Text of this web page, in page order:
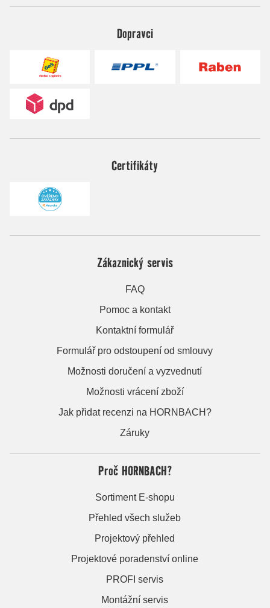
Dopravci
Certifikáty
Zákaznický servis
FAQ
Pomoc a kontakt
Kontaktní formulář
Formulář pro odstoupení od smlouvy
Možnosti doručení a vyzvednutí
Možnosti vrácení zboží
Jak přidat recenzi na HORNBACH?
Záruky
Proč HORNBACH?
Sortiment E-shopu
Přehled všech služeb
Projektový přehled
Projektové poradenství online
PROFI servis
Montážní servis